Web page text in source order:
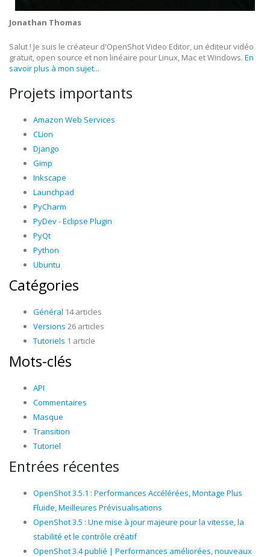
Jonathan Thomas
Salut ! Je suis le créateur d'OpenShot Video Editor, un éditeur vidéo
gratuit, open source et non linéaire pour Linux, Mac et Windows. En
savoir plus à mon sujet...
Projets importants
Amazon Web Services
CLion
Django
Gimp
Inkscape
Launchpad
PyCharm
PyDev - Eclipse Plugin
PyQt
Python
Ubuntu
Catégories
Général 14 articles
Versions 26 articles
Tutoriels 1 article
Mots-clés
API
Commentaires
Masque
Transition
Tutoriel
Entrées récentes
OpenShot 3.5.1 : Performances Accélérées, Montage Plus
Fluide, Meilleures Prévisualisations
OpenShot 3.5 : Une mise à jour majeure pour la vitesse, la
stabilité et le contrôle créatif
OpenShot 3.4 publié | Performances améliorées, nouveaux